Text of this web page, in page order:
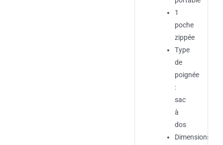
1
poche
zippée
Type
de
poignée
:
sac
à
dos
Dimensions